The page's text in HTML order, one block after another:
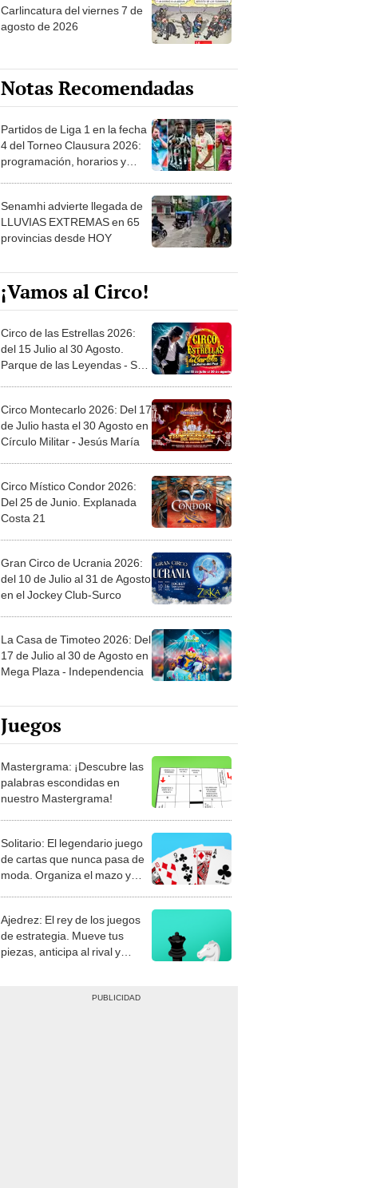
Carlincatura del viernes 7 de
agosto de 2026
Notas Recomendadas
Partidos de Liga 1 en la fecha
4 del Torneo Clausura 2026:
programación, horarios y
Senamhi advierte llegada de
LLUVIAS EXTREMAS en 65
provincias desde HOY
¡Vamos al Circo!
Circo de las Estrellas 2026:
del 15 Julio al 30 Agosto.
Parque de las Leyendas - San
Circo Montecarlo 2026: Del 17
de Julio hasta el 30 Agosto en
Círculo Militar - Jesús María
Circo Místico Condor 2026:
Del 25 de Junio. Explanada
Costa 21
Gran Circo de Ucrania 2026:
del 10 de Julio al 31 de Agosto
en el Jockey Club-Surco
La Casa de Timoteo 2026: Del
17 de Julio al 30 de Agosto en
Mega Plaza - Independencia
Juegos
Mastergrama: ¡Descubre las
palabras escondidas en
nuestro Mastergrama!
Solitario: El legendario juego
de cartas que nunca pasa de
moda. Organiza el mazo y
Ajedrez: El rey de los juegos
de estrategia. Mueve tus
piezas, anticipa al rival y